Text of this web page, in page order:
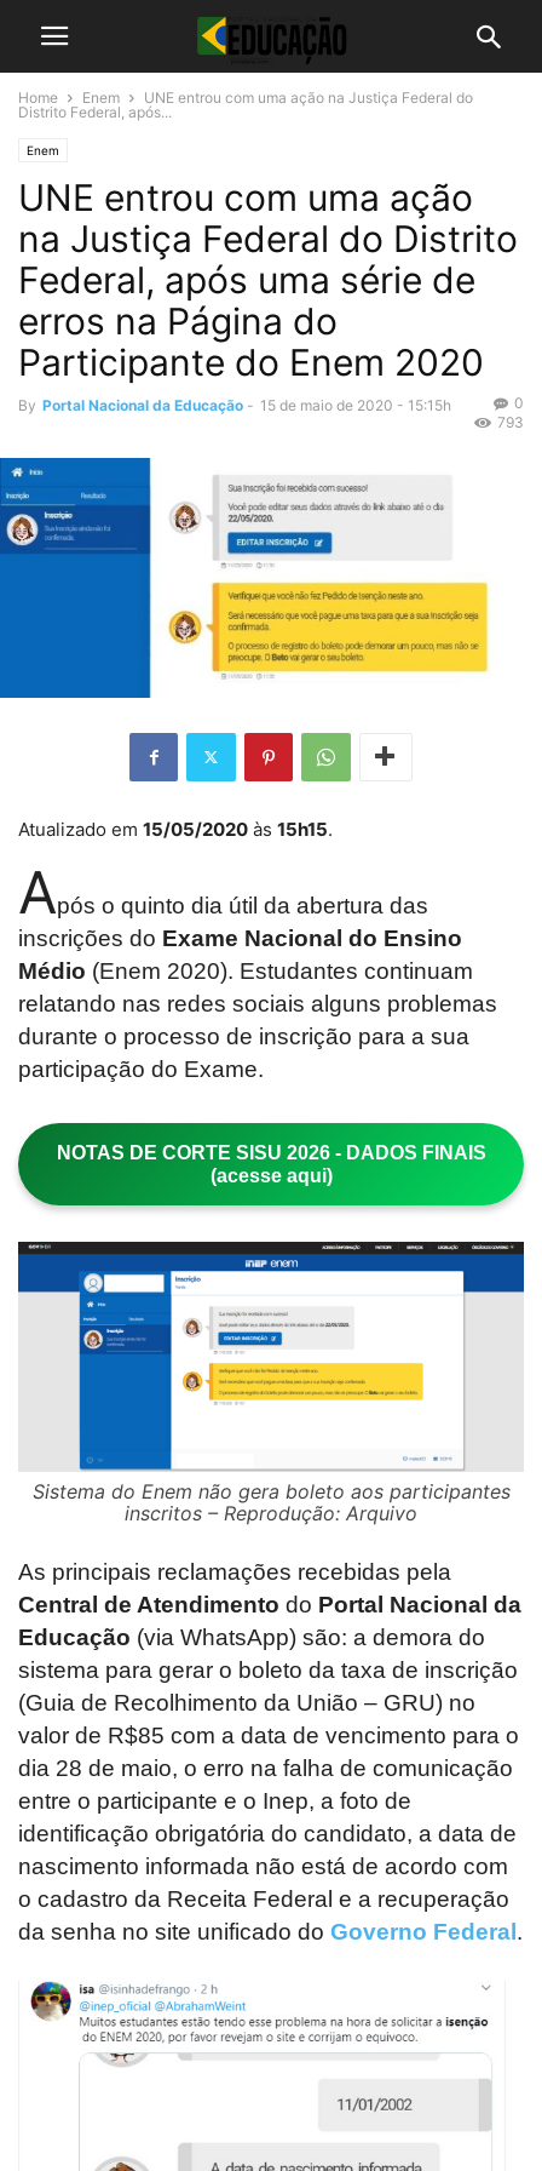
Home Enem
UNE entrou com uma ação na Justiça Federal do
Distrito Federal, após...
Enem
UNE entrou com uma ação
na Justiça Federal do Distrito
Federal, após uma série de
erros na Página do
Participante do Enem 2020
By Portal Nacional da Educação - 15 de maio de 2020 - 15:15h
0
793
Atualizado em 15/05/2020 às 15h15.
Após o quinto dia útil da abertura das
inscrições do Exame Nacional do Ensino
Médio (Enem 2020). Estudantes continuam
relatando nas redes sociais alguns problemas
durante o processo de inscrição para a sua
participação do Exame.
NOTAS DE CORTE SISU 2026 - DADOS FINAIS
(acesse aqui)
Sistema do Enem não gera boleto aos participantes
inscritos – Reprodução: Arquivo
As principais reclamações recebidas pela
Central de Atendimento do Portal Nacional da
Educação (via WhatsApp) são: a demora do
sistema para gerar o boleto da taxa de inscrição
(Guia de Recolhimento da União – GRU) no
valor de R$85 com a data de vencimento para o
dia 28 de maio, o erro na falha de comunicação
entre o participante e o Inep, a foto de
identificação obrigatória do candidato, a data de
nascimento informada não está de acordo com
o cadastro da Receita Federal e a recuperação
da senha no site unificado do Governo Federal.